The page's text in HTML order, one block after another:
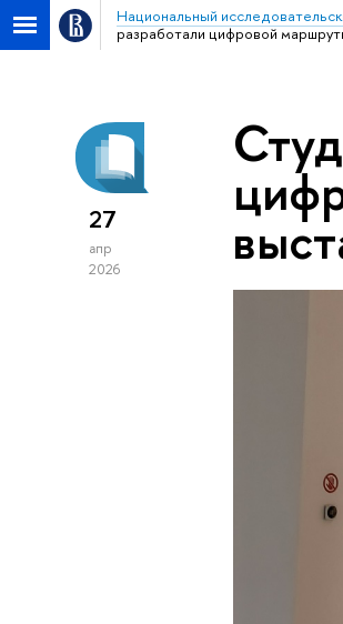
Национальный
разработали цифровой
27
апр
2026